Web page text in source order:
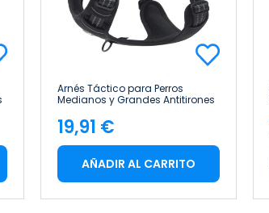
Arnés Táctico para Perros
Medianos y Grandes Antitirones
M Glückpet
Precio
19,91 €
AÑADIR AL CARRITO